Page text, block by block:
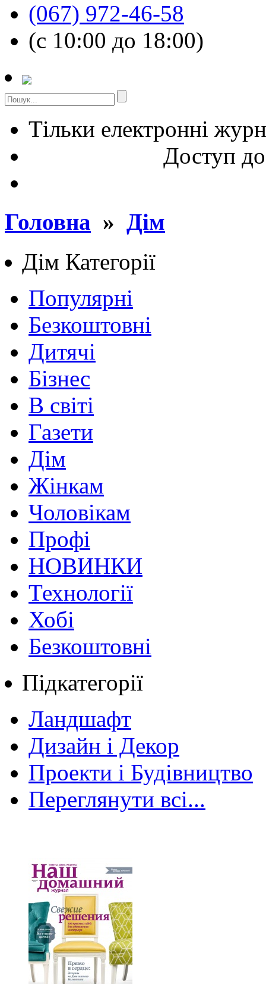
(067) 972-46-58
(с 10:00 до 18:00)
Тільки електронні
Доступ
Головна » Дім
Дім Категорії
Популярні
Безкоштовні
Дитячі
Бізнес
В світі
Газети
Дім
Жінкам
Чоловікам
Профі
НОВИНКИ
Технології
Хобі
Безкоштовні
Підкатегорії
Ландшафт
Дизайн і Декор
Проекти і Будівництво
Переглянути всі...